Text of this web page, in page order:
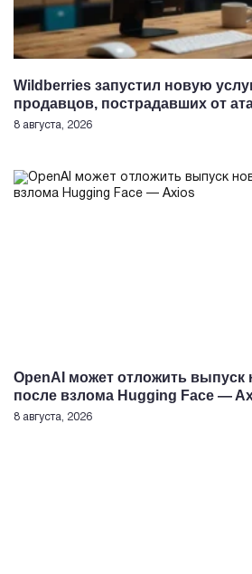
Wildberries запустил новую
продавцов, пострадавших от
8 августа, 2026
OpenAI может отложить
после взлома Hugging Face —
8 августа, 2026